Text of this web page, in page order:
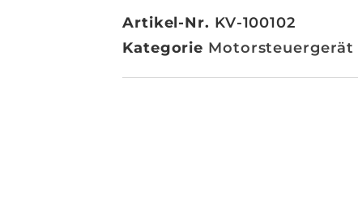
Artikel-Nr. KV-100102
Kategorie Motorsteuergerät